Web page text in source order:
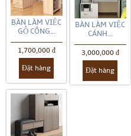
BÀN LÀM VIỆC
GỖ CÔNG...
1,700,000 đ
Đặt hàng
BÀN LÀM VIỆC
CÁNH...
3,000,000 đ
Đặt hàng